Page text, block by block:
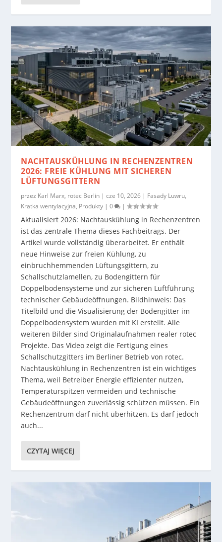
NACHTAUSKÜHLUNG IN RECHENZENTREN
2026: FREIE KÜHLUNG MIT SICHEREN
LÜFTUNGSGITTERN
przez Karl Marx, rotec Berlin |cze 10, 2026 | Fasady Luwru,
Kratka wentylacyjna, Produkty |0 |
Aktualisiert 2026: Nachtauskühlung in Rechenzentren
ist das zentrale Thema dieses Fachbeitrags. Der
Artikel wurde vollständig überarbeitet. Er enthält
neue Hinweise zur freien Kühlung, zu
einbruchhemmenden Lüftungsgittern, zu
Schallschutzlamellen, zu Bodengittern für
Doppelbodensysteme und zur sicheren Luftführung
technischer Gebäudeöffnungen. Bildhinweis: Das
Titelbild und die Visualisierung der Bodengitter im
Doppelbodensystem wurden mit KI erstellt. Alle
weiteren Bilder sind Originalaufnahmen realer rotec
Projekte. Das Video zeigt die Fertigung eines
Schallschutzgitters im Berliner Betrieb von rotec.
Nachtauskühlung in Rechenzentren ist ein wichtiges
Thema, weil Betreiber Energie effizienter nutzen,
Temperaturspitzen vermeiden und technische
Gebäudeöffnungen zuverlässig schützen müssen. Ein
Rechenzentrum darf nicht überhitzen. Es darf jedoch
auch...
CZYTAJ WIĘCEJ